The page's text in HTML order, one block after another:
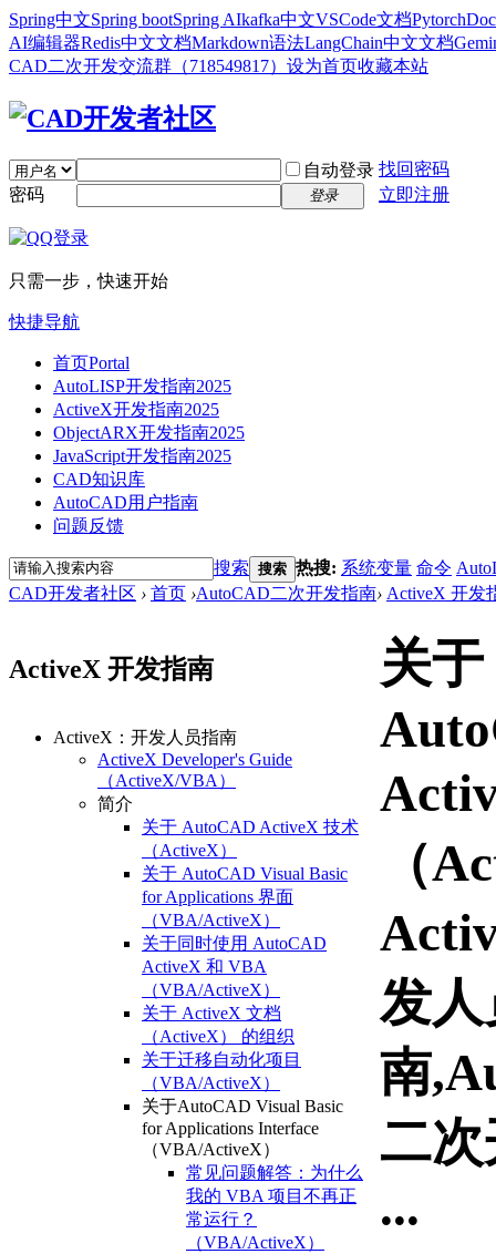
Spring中文Spring bootSpring AIkafka中文VSCode文档Pytorch
AI编辑器Redis中文文档Markdown语法LangChain中文文档
CAD二次开发交流群（718549817） 设为首页收藏本站
自动登录 找回密码
密码
登录 立即注册
只需一步，快速开始
快捷导航
首页Portal
AutoLISP开发指南2025
ActiveX开发指南2025
ObjectARX开发指南2025
JavaScript开发指南2025
CAD知识库
AutoCAD用户指南
问题反馈
搜索 搜索 热搜: 系统变量 命令
CAD开发者社区 › 首页 ›AutoCAD二次开发指南› ActiveX 开发
ActiveX 开发指南
ActiveX：开发人员指南
ActiveX Developer's Guide
（ActiveX/VBA）
简介
关于 AutoCAD ActiveX 技术
（ActiveX）
关于 AutoCAD Visual Basic
for Applications 界面
（VBA/ActiveX）
关于同时使用 AutoCAD
ActiveX 和 VBA
（VBA/ActiveX）
关于 ActiveX 文档
（ActiveX） 的组织
关于迁移自动化项目
（VBA/ActiveX）
关于AutoCAD Visual Basic
for Applications Interface
（VBA/ActiveX）
常见问题解答：为什么
我的 VBA 项目不再正
常运行？
（VBA/ActiveX）
关于
（
发
南
二
...